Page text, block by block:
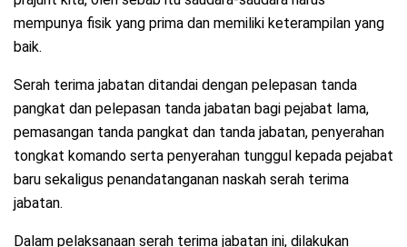
mempunya fisik yang prima dan memiliki keterampilan yang
baik.
Serah terima jabatan ditandai dengan pelepasan tanda
pangkat dan pelepasan tanda jabatan bagi pejabat lama,
pemasangan tanda pangkat dan tanda jabatan, penyerahan
tongkat komando serta penyerahan tunggul kepada pejabat
baru sekaligus penandatanganan naskah serah terima
jabatan.
Dalam pelaksanaan serah terima jabatan ini, dilakukan